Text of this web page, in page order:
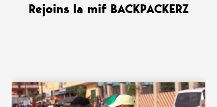
Rejoins la mif BACKPACKERZ
WANT MORE ?